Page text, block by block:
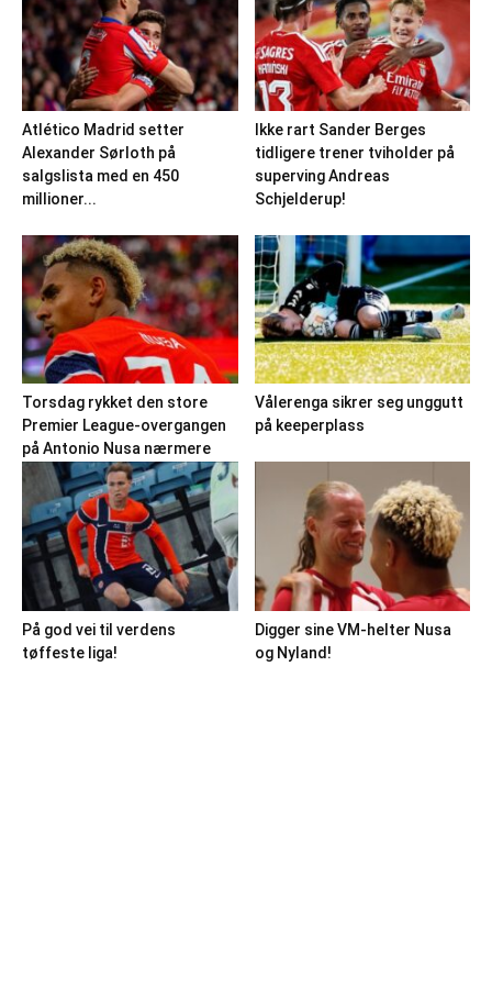
Atlético Madrid setter
Alexander Sørloth på
salgslista med en 450
millioner...
Ikke rart Sander Berges
tidligere trener tviholder på
superving Andreas
Schjelderup!
Torsdag rykket den store
Premier League-overgangen
på Antonio Nusa nærmere
Vålerenga sikrer seg unggutt
på keeperplass
På god vei til verdens
tøffeste liga!
Digger sine VM-helter Nusa
og Nyland!